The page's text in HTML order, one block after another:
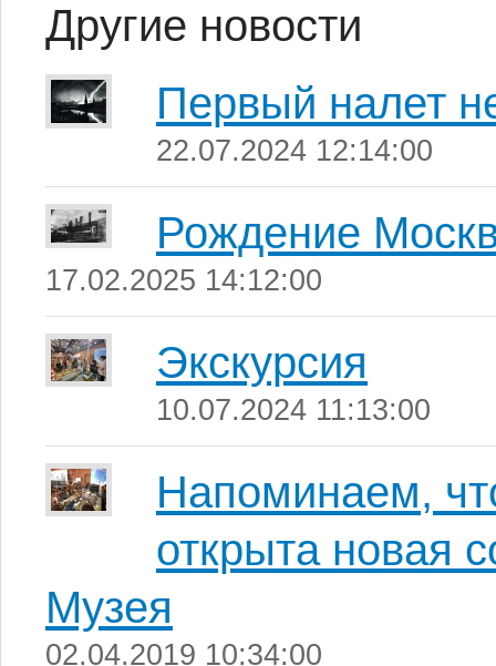
Другие новости
Первый налет
22.07.2024 12:14:00
Рождение
17.02.2025 14:12:00
Экскурсия
10.07.2024 11:13:00
Напоминаем,
открыта новая
Музея
02.04.2019 10:34:00